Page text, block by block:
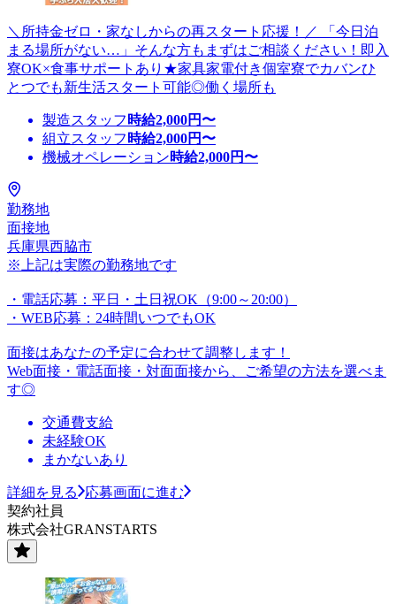
＼所持金ゼロ・家なしからの再スタート応援！／ 「今日泊
まる場所がない…」そんな方もまずはご相談ください！即入
寮OK×食事サポートあり★家具家電付き個室寮でカバンひ
とつでも新生活スタート可能◎働く場所も
製造スタッフ 時給2,000円〜
組立スタッフ 時給2,000円〜
機械オペレーション時給2,000円〜
勤務地
面接地
兵庫県西脇市
※上記は実際の勤務地です
・電話応募：平日・土日祝OK（9:00～20:00）
・WEB応募：24時間いつでもOK
面接はあなたの予定に合わせて調整します！
Web面接・電話面接・対面面接から、ご希望の方法を選べま
す◎
交通費支給
未経験OK
まかないあり
詳細を見る
応募画面に進む
契約社員
株式会社GRANSTARTS